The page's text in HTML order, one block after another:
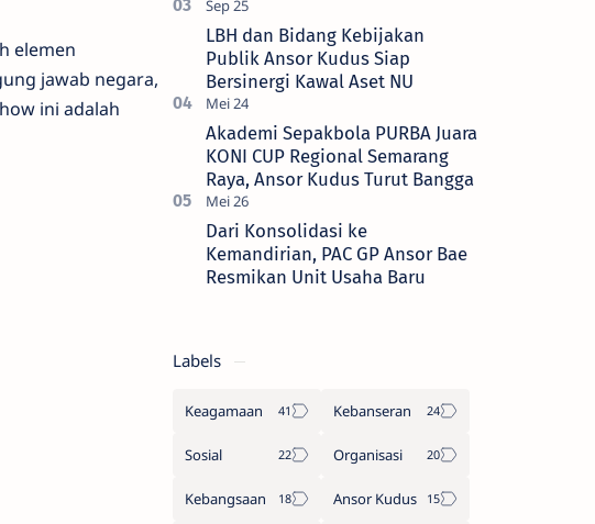
elemen
jawab negara,
ini adalah
LBH dan Bidang Kebijakan
Publik Ansor Kudus Siap
Bersinergi Kawal Aset NU
Akademi Sepakbola PURBA Juara
KONI CUP Regional Semarang
Raya, Ansor Kudus Turut Bangga
Dari Konsolidasi ke
Kemandirian, PAC GP Ansor Bae
Resmikan Unit Usaha Baru
Labels
Keagamaan Kebanseran
Sosial Organisasi
Kebangsaan Ansor Kudus